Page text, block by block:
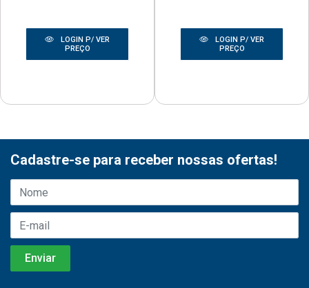
LOGIN P/ VER
PREÇO
LOGIN P/ VER
PREÇO
Cadastre-se para receber nossas ofertas!